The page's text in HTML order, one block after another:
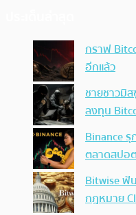
กราฟ
อีกแล้ว
ชายชาวมิ
ลงทุน
Binance
ตลาดสปอ
Bitwise ฟั
กฎหมาย